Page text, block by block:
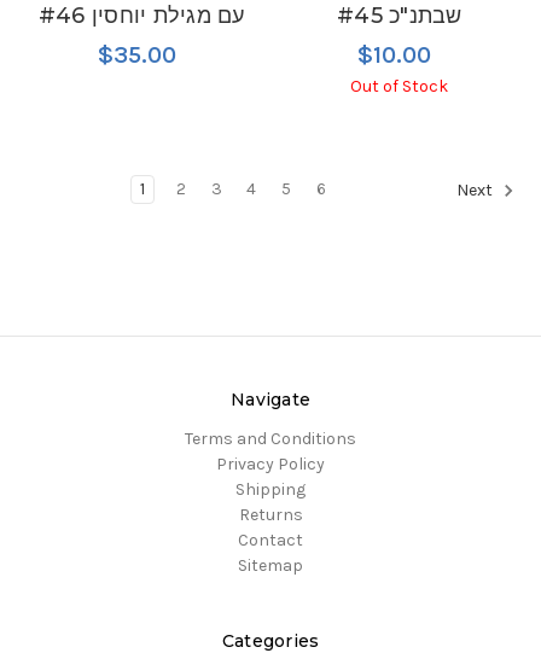
עם מגילת יוחסין #46
$35.00
שבתנ"כ #45
$10.00
Out of Stock
1 2 3 4 5 6 Next
Navigate
Terms and Conditions
Privacy Policy
Shipping
Returns
Contact
Sitemap
Categories